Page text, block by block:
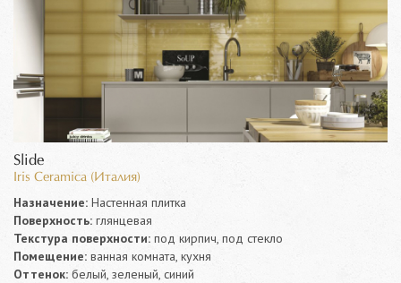
Slide
Iris Ceramica (Италия)
Назначение: Настенная плитка
Поверхность: глянцевая
Текстура поверхности: под кирпич, под стекло
Помещение: ванная комната, кухня
Оттенок: белый, зеленый, синий